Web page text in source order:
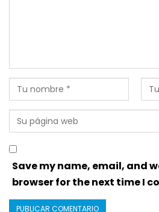
Save my name, email, and
browser for the next time I